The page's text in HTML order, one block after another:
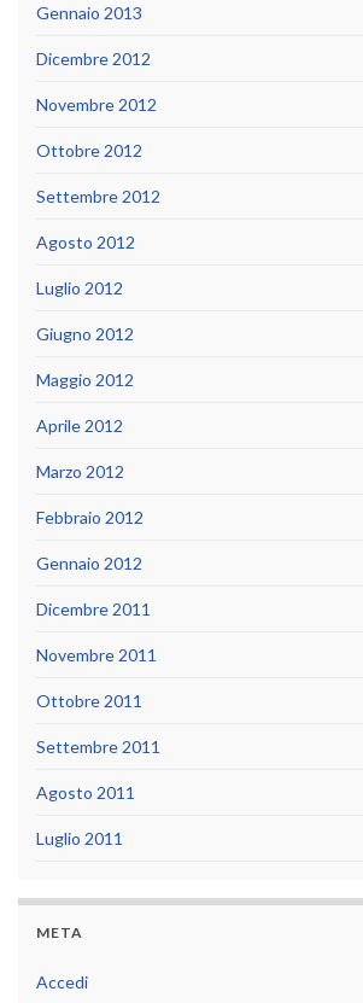
Gennaio 2013
Dicembre 2012
Novembre 2012
Ottobre 2012
Settembre 2012
Agosto 2012
Luglio 2012
Giugno 2012
Maggio 2012
Aprile 2012
Marzo 2012
Febbraio 2012
Gennaio 2012
Dicembre 2011
Novembre 2011
Ottobre 2011
Settembre 2011
Agosto 2011
Luglio 2011
META
Accedi